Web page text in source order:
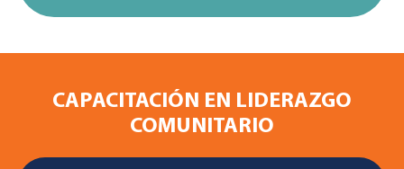
CAPACITACIÓN EN LIDERAZGO
COMUNITARIO